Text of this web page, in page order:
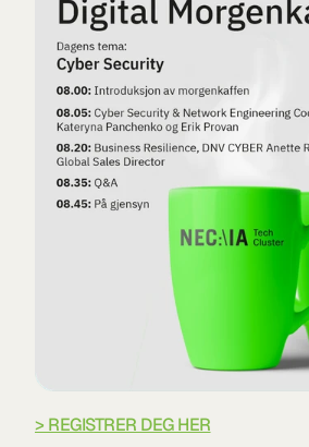
> REGISTRER DEG HER